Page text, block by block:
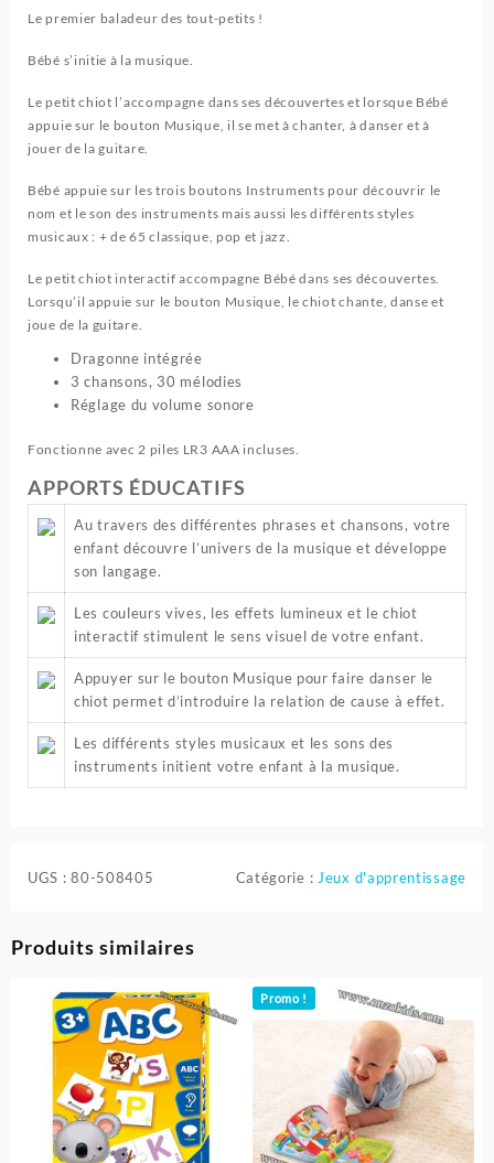
Le premier baladeur des tout-petits !
Bébé s’initie à la musique.
Le petit chiot l’accompagne dans ses découvertes et lorsque Bébé
appuie sur le bouton Musique, il se met à chanter, à danser et à
jouer de la guitare.
Bébé appuie sur les trois boutons Instruments pour découvrir le
nom et le son des instruments mais aussi les différents styles
musicaux : + de 65 classique, pop et jazz.
Le petit chiot interactif accompagne Bébé dans ses découvertes.
Lorsqu’il appuie sur le bouton Musique, le chiot chante, danse et
joue de la guitare.
Dragonne intégrée
3 chansons, 30 mélodies
Réglage du volume sonore
Fonctionne avec 2 piles LR3 AAA incluses.
APPORTS ÉDUCATIFS
Au travers des différentes phrases et chansons, votre
enfant découvre l’univers de la musique et développe
son langage.
Les couleurs vives, les effets lumineux et le chiot
interactif stimulent le sens visuel de votre enfant.
Appuyer sur le bouton Musique pour faire danser le
chiot permet d’introduire la relation de cause à effet.
Les différents styles musicaux et les sons des
instruments initient votre enfant à la musique.
UGS :80-508405 Catégorie : Jeux d'apprentissage
Produits similaires
Promo !